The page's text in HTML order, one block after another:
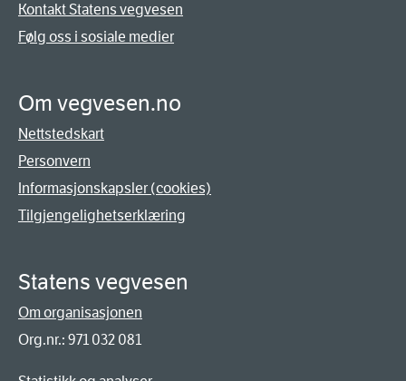
Kontakt Statens vegvesen
Følg oss i sosiale medier
Om vegvesen.no
Nettstedskart
Personvern
Informasjonskapsler (cookies)
Tilgjengelighetserklæring
Statens vegvesen
Om organisasjonen
Org.nr.: 971 032 081